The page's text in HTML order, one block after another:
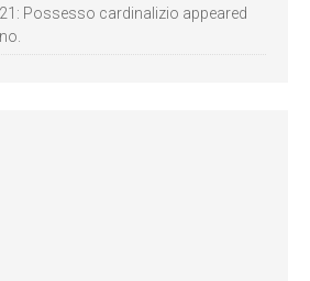
Possesso cardinalizio appeared